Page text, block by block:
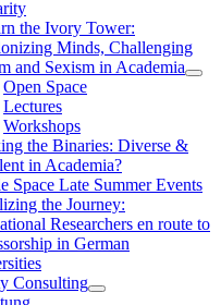
the Ivory Tower:
Minds, Challenging
and Sexism in Academia
Open Space
Lectures
Workshops
the Binaries: Diverse &
in Academia?
Space Late Summer Events
the Journey:
Researchers en route to
in German
Consulting